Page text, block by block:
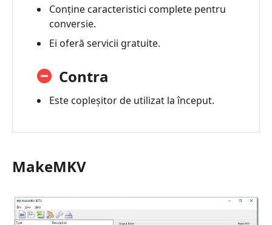
Conține caracteristici complete pentru
conversie.
Ei oferă servicii gratuite.
Contra
Este copleșitor de utilizat la început.
MakeMKV